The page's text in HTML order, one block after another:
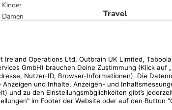
Kinder
Damen
Marken
Travel